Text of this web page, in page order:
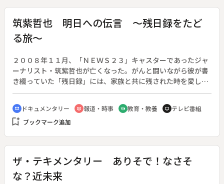
るべき謎「あぶりわずらい」に辿りつく。
筑紫哲也 明日への伝言 ～残日録をたど
る旅～
２００８年１１月、「ＮＥＷＳ２３」キャスターであったジャ
ーナリスト・筑紫哲也が亡くなった。がんと闘いながら彼が書
き綴っていた「残日録」には、家族と共に残された時を愛し
み、次の世代に向けて発信を続ける最後の日々の思いが記され
ていた。没後４年、ＴＢＳ記者・松原耕二を中心とする取材班
は、筑紫が残した貴重な記録を読み解き、彼の足跡を全国各地
にたどる。関係した様々な人たちを訪ねて話を聞き、筑紫哲也
ー的ドキュメンタリー。
cinematic_blur ドキュメンタリー ondemand_video 報道・時事 school 教育・教養 tv テレビ番組
bookmark_add ブックマーク追加
ザ・テキメンタリー ありそで！なさそ
な？近未来